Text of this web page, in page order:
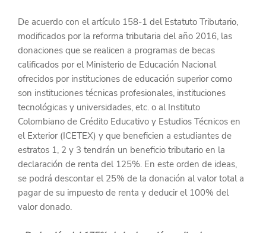
De acuerdo con el artículo 158-1 del Estatuto Tributario,
modificados por la reforma tributaria del año 2016, las
donaciones que se realicen a programas de becas
calificados por el Ministerio de Educación Nacional
ofrecidos por instituciones de educación superior como
son instituciones técnicas profesionales, instituciones
tecnológicas y universidades, etc. o al Instituto
Colombiano de Crédito Educativo y Estudios Técnicos en
el Exterior (ICETEX) y que beneficien a estudiantes de
estratos 1, 2 y 3 tendrán un beneficio tributario en la
declaración de renta del 125%. En este orden de ideas,
se podrá descontar el 25% de la donación al valor total a
pagar de su impuesto de renta y deducir el 100% del
valor donado.